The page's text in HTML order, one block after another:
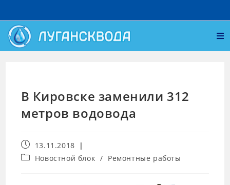
В Кировске заменили 312
метров водовода
13.11.2018
Новостной блок / Ремонтные работы